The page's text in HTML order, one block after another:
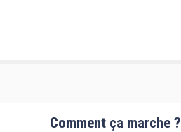
Comment ça marche ?